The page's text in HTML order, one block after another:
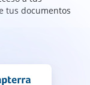
tus documentos